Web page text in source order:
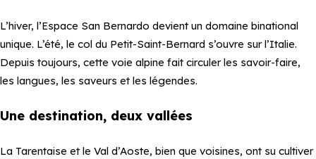
L’hiver, l’Espace San Bernardo devient un domaine binational
unique. L’été, le col du Petit-Saint-Bernard s’ouvre sur l’Italie.
Depuis toujours, cette voie alpine fait circuler les savoir-faire,
les langues, les saveurs et les légendes.
Une destination, deux vallées
La Tarentaise et le Val d’Aoste, bien que voisines, ont su cultiver